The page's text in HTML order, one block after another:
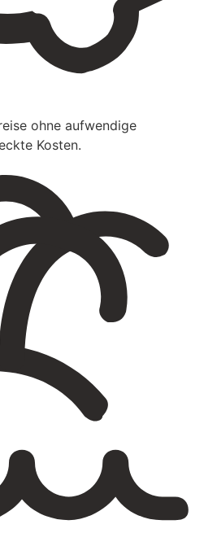
ohne aufwendige
Kosten.